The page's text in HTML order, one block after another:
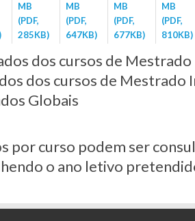
MB
(PDF,
285KB)
MB
(PDF,
647KB)
MB
(PDF,
677KB)
MB
(PDF,
810KB)
MI (PDF,
285KB)
645KB)
MI (PDF,
678KB)
MI (PDF,
814KB)
dos cursos de
dos cursos de Mestrado
Globais
por curso podem ser
o ano letivo